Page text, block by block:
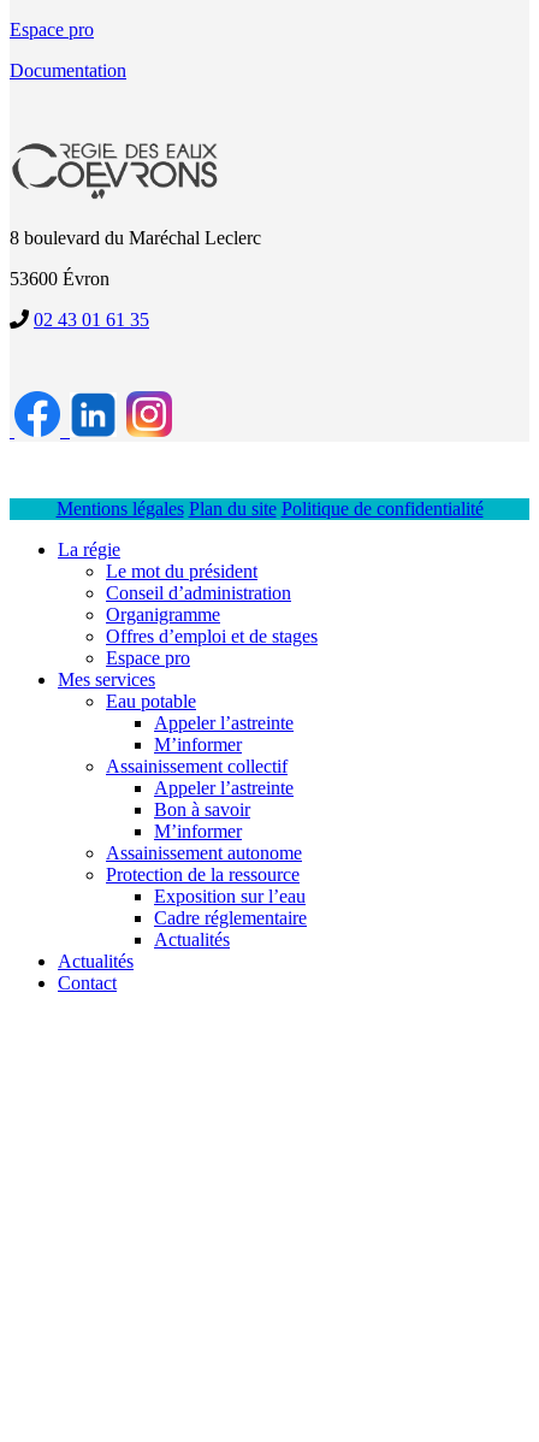
Espace pro
Documentation
8 boulevard du Maréchal Leclerc
53600 Évron
02 43 01 61 35
Mentions légales Plan du site Politique de confidentialité
La régie
Le mot du président
Conseil d’administration
Organigramme
Offres d’emploi et de stages
Espace pro
Mes services
Eau potable
Appeler l’astreinte
M’informer
Assainissement collectif
Appeler l’astreinte
Bon à savoir
M’informer
Assainissement autonome
Protection de la ressource
Exposition sur l’eau
Cadre réglementaire
Actualités
Actualités
Contact